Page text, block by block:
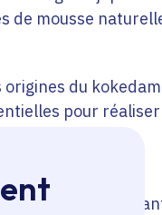
de mousse
du
pour
fougère ou